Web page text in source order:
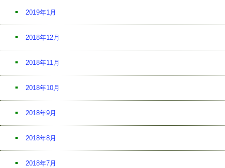
2019年1月
2018年12月
2018年11月
2018年10月
2018年9月
2018年8月
2018年7月